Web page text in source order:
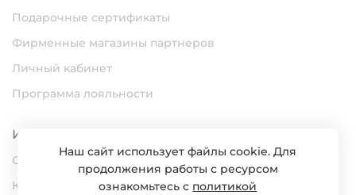
Подарочные сертификаты
Фирменные магазины партнеров
Личный кабинет
Программа лояльности
Информация
О нас
Карьера
Наш сайт использует файлы cookie. Для
продолжения работы с ресурсом
ознакомьтесь с политикой